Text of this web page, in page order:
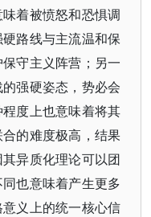
着被愤怒和恐惧调
路线与主流温和保
守主义阵营；另一
强硬姿态，势必会
度上也意味着将其
的难度极高，结果
异质化理论可以团
也意味着产生更多
义上的统一核心信